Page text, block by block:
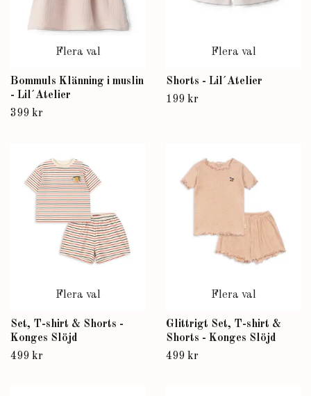
Flera val
Bommuls Klänning i muslin
- Lil´Atelier
399 kr
Flera val
Shorts - Lil´Atelier
199 kr
Flera val
Set, T-shirt & Shorts -
Konges Slöjd
499 kr
Flera val
Glittrigt Set, T-shirt &
Shorts - Konges Slöjd
499 kr